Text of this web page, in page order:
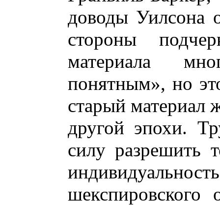
доводы Уилсона
стороны
материала
понятным», но
старый материал
другой эпохи.
силу разрешить
шекспировского